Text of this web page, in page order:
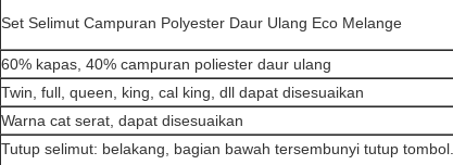
Set Selimut Campuran Polyester Daur Ulang Eco Melange
60% kapas, 40% campuran poliester daur ulang
Twin, full, queen, king, cal king, dll dapat disesuaikan
Warna cat serat, dapat disesuaikan
Tutup selimut: belakang, bagian bawah tersembunyi tutup tombol.